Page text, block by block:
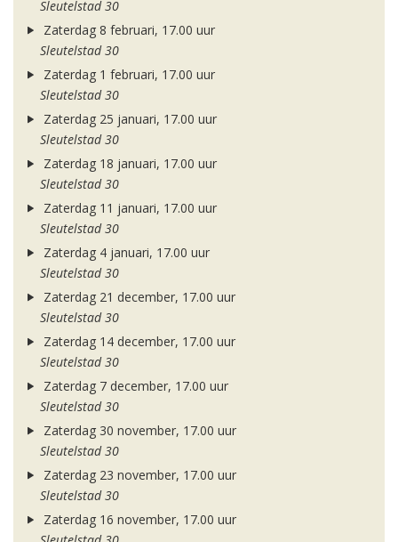
Sleutelstad 30
Zaterdag 8 februari, 17.00 uur
Sleutelstad 30
Zaterdag 1 februari, 17.00 uur
Sleutelstad 30
Zaterdag 25 januari, 17.00 uur
Sleutelstad 30
Zaterdag 18 januari, 17.00 uur
Sleutelstad 30
Zaterdag 11 januari, 17.00 uur
Sleutelstad 30
Zaterdag 4 januari, 17.00 uur
Sleutelstad 30
Zaterdag 21 december, 17.00 uur
Sleutelstad 30
Zaterdag 14 december, 17.00 uur
Sleutelstad 30
Zaterdag 7 december, 17.00 uur
Sleutelstad 30
Zaterdag 30 november, 17.00 uur
Sleutelstad 30
Zaterdag 23 november, 17.00 uur
Sleutelstad 30
Zaterdag 16 november, 17.00 uur